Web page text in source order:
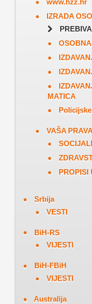
www.hzz.hr
IZRADA
MATICA
VAŠA PRAVA
PROPISI
Srbija
VESTI
BiH-RS
VIJESTI
BiH-FBiH
VIJESTI
Australija